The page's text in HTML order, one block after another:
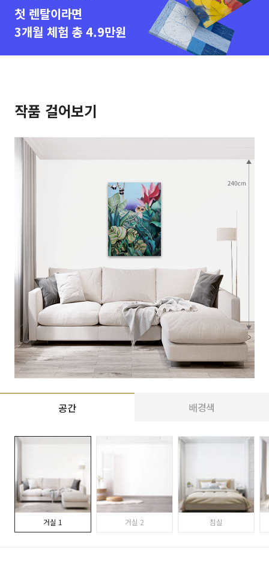
첫 렌탈이라면
3개월 체험 총 4.9만원
작품 걸어보기
공간 배경색
거실 1 거실 2 침실